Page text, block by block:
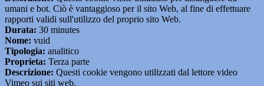
umani e bot. Ciò è vantaggioso per il sito Web, al fine di effettuare
rapporti validi sull'utilizzo del proprio sito Web.
Durata: 30 minutes
Nome: vuid
Tipologia: analitico
Proprieta: Terza parte
Descrizione: Questi cookie vengono utilizzati dal lettore video
Vimeo sui siti web.